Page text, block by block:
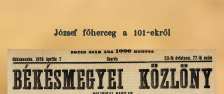
József főherceg a 101-ekről